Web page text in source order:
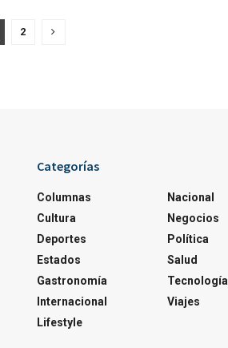
2
Categorías
Columnas
Cultura
Deportes
Estados
Gastronomía
Internacional
Lifestyle
Nacional
Negocios
Política
Salud
Tecnología
Viajes